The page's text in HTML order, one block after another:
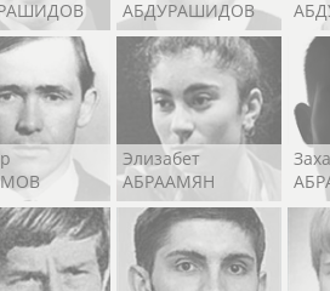
АБДУРАШИДОВ
Элизабет
АБРААМЯН